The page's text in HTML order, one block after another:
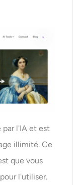
par l'IA et est
illimité. Ce
que vous
l'utiliser.